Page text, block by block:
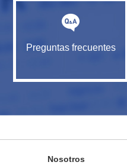
Preguntas frecuentes
Nosotros